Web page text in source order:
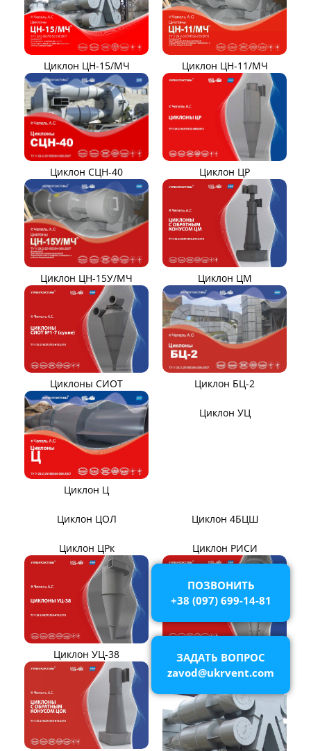
Компенсаторы линзовые
ЦИКЛОНЫ ПЫЛЕУЛОВИТЕЛИ
Циклон ЦН-15/МЧ Циклон ЦН-11/МЧ
Циклон СЦН-40 Циклон ЦР
Циклон ЦН-15У/МЧ
Циклон Ц
Циклон УЦ
Циклон ЦОЛ Циклон 4БЦШ
Циклон ЦРк Циклон РИСИ
ПОЗВОНИТЬ
+38 (097) 699-14-81
ЗАДАТЬ ВОПРОС
zavod@ukrvent.com